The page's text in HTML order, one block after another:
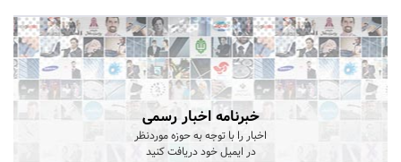
خبرنامه اخبار رسمی
اخبار را با توجه به حوزه موردنظر
در ایمیل خود دریافت کنید